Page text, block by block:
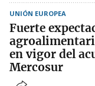
UNIÓN EUROPEA
Fuerte
en vigor del
Mercosur